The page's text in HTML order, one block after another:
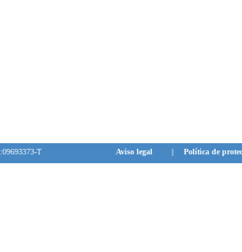
T Aviso legal | Política de